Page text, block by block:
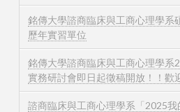
銘傳大學諮商臨床與工商心理學系
歷年實習單位
銘傳大學諮商臨床與工商心理學系
實務研討會即日起徵稿開放！！歡
諮商臨床與工商心理學系「2025我